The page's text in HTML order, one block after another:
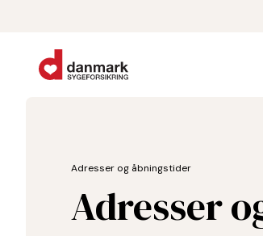
Adresser og åbningstider
Adresser